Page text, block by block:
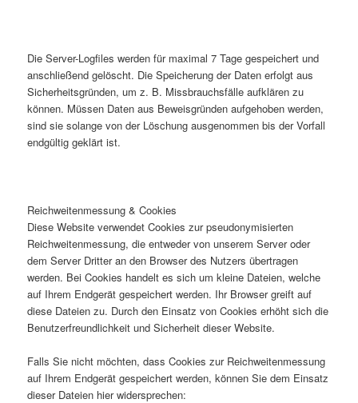
Die Server-Logfiles werden für maximal 7 Tage gespeichert und
anschließend gelöscht. Die Speicherung der Daten erfolgt aus
Sicherheitsgründen, um z. B. Missbrauchsfälle aufklären zu
können. Müssen Daten aus Beweisgründen aufgehoben werden,
sind sie solange von der Löschung ausgenommen bis der Vorfall
endgültig geklärt ist.
Reichweitenmessung & Cookies
Diese Website verwendet Cookies zur pseudonymisierten
Reichweitenmessung, die entweder von unserem Server oder
dem Server Dritter an den Browser des Nutzers übertragen
werden. Bei Cookies handelt es sich um kleine Dateien, welche
auf Ihrem Endgerät gespeichert werden. Ihr Browser greift auf
diese Dateien zu. Durch den Einsatz von Cookies erhöht sich die
Benutzerfreundlichkeit und Sicherheit dieser Website.
Falls Sie nicht möchten, dass Cookies zur Reichweitenmessung
auf Ihrem Endgerät gespeichert werden, können Sie dem Einsatz
dieser Dateien hier widersprechen: